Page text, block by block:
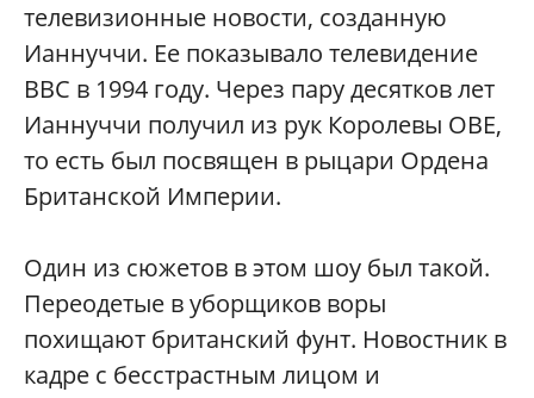
телевизионные новости, созданную
Ианнуччи. Ее показывало телевидение
BBC в 1994 году. Через пару десятков лет
Ианнуччи получил из рук Королевы OBE,
то есть был посвящен в рыцари Ордена
Британской Империи.
Один из сюжетов в этом шоу был такой.
Переодетые в уборщиков воры
похищают британский фунт. Новостник в
кадре с бесстрастным лицом и